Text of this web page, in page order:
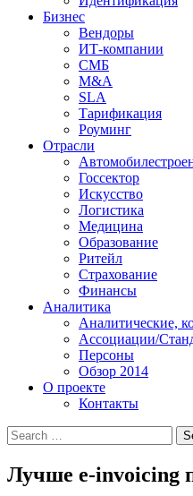
Бизнес
Вендоры
ИТ-компании
СМБ
M&A
SLA
Тарификация
Роуминг
Отрасли
Госсектор
Искусство
Логистика
Медицина
Образование
Ритейл
Страхование
Финансы
Аналитика
Аналитические,
Ассоциации/
Персоны
Обзор 2014
О проекте
Контакты
Лучше e-invoicing